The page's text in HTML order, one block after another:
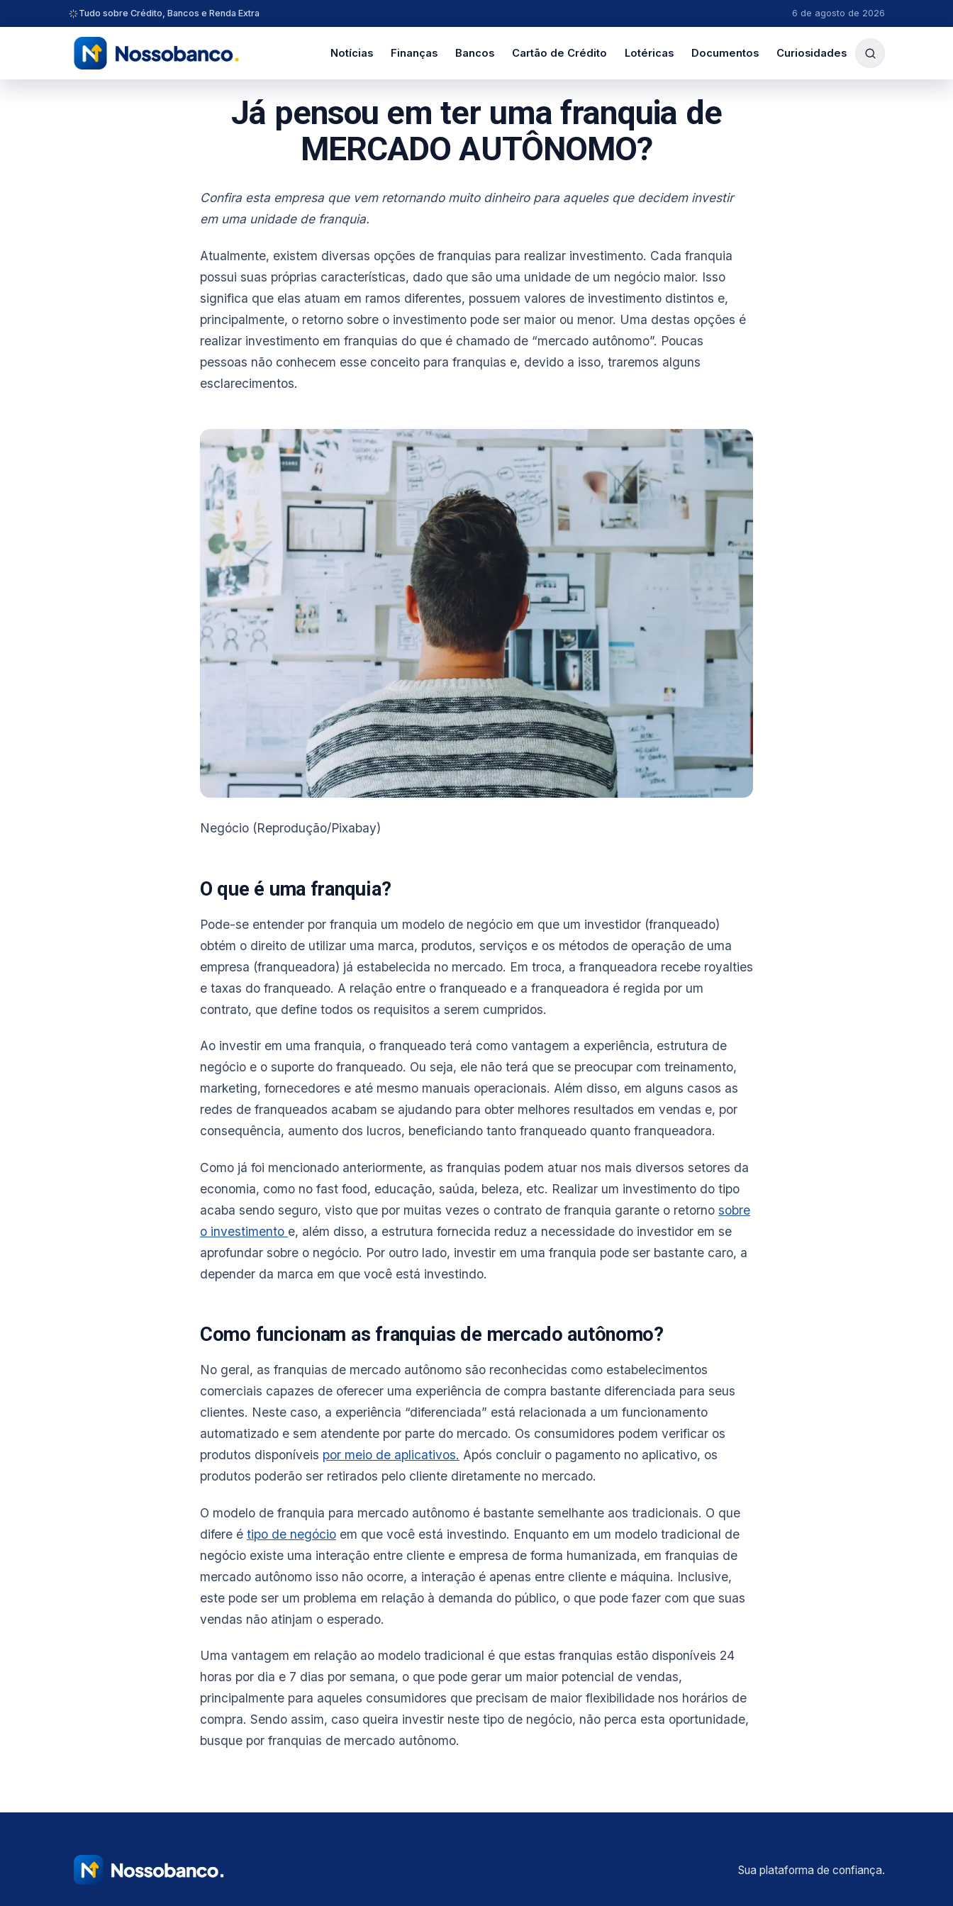
Tudo sobre Crédito, Bancos e Renda Extra 6 de agosto de 2026
Notícias Finanças Bancos Cartão de Crédito Lotéricas Documentos Curiosidades
Já pensou em ter uma franquia de
MERCADO AUTÔNOMO?
Confira esta empresa que vem retornando muito dinheiro para aqueles que decidem investir
em uma unidade de franquia.
Atualmente, existem diversas opções de franquias para realizar investimento. Cada franquia
possui suas próprias características, dado que são uma unidade de um negócio maior. Isso
significa que elas atuam em ramos diferentes, possuem valores de investimento distintos e,
principalmente, o retorno sobre o investimento pode ser maior ou menor. Uma destas opções é
realizar investimento em franquias do que é chamado de “mercado autônomo”. Poucas
pessoas não conhecem esse conceito para franquias e, devido a isso, traremos alguns
esclarecimentos.
Negócio (Reprodução/Pixabay)
O que é uma franquia?
Pode-se entender por franquia um modelo de negócio em que um investidor (franqueado)
obtém o direito de utilizar uma marca, produtos, serviços e os métodos de operação de uma
empresa (franqueadora) já estabelecida no mercado. Em troca, a franqueadora recebe royalties
e taxas do franqueado. A relação entre o franqueado e a franqueadora é regida por um
contrato, que define todos os requisitos a serem cumpridos.
Ao investir em uma franquia, o franqueado terá como vantagem a experiência, estrutura de
negócio e o suporte do franqueado. Ou seja, ele não terá que se preocupar com treinamento,
marketing, fornecedores e até mesmo manuais operacionais. Além disso, em alguns casos as
redes de franqueados acabam se ajudando para obter melhores resultados em vendas e, por
consequência, aumento dos lucros, beneficiando tanto franqueado quanto franqueadora.
Como já foi mencionado anteriormente, as franquias podem atuar nos mais diversos setores da
economia, como no fast food, educação, saúda, beleza, etc. Realizar um investimento do tipo
acaba sendo seguro, visto que por muitas vezes o contrato de franquia garante o retorno sobre
o investimento e, além disso, a estrutura fornecida reduz a necessidade do investidor em se
aprofundar sobre o negócio. Por outro lado, investir em uma franquia pode ser bastante caro, a
depender da marca em que você está investindo.
Como funcionam as franquias de mercado autônomo?
No geral, as franquias de mercado autônomo são reconhecidas como estabelecimentos
comerciais capazes de oferecer uma experiência de compra bastante diferenciada para seus
clientes. Neste caso, a experiência “diferenciada” está relacionada a um funcionamento
automatizado e sem atendente por parte do mercado. Os consumidores podem verificar os
produtos disponíveis por meio de aplicativos. Após concluir o pagamento no aplicativo, os
produtos poderão ser retirados pelo cliente diretamente no mercado.
O modelo de franquia para mercado autônomo é bastante semelhante aos tradicionais. O que
difere é tipo de negócio em que você está investindo. Enquanto em um modelo tradicional de
negócio existe uma interação entre cliente e empresa de forma humanizada, em franquias de
mercado autônomo isso não ocorre, a interação é apenas entre cliente e máquina. Inclusive,
este pode ser um problema em relação à demanda do público, o que pode fazer com que suas
vendas não atinjam o esperado.
Uma vantagem em relação ao modelo tradicional é que estas franquias estão disponíveis 24
horas por dia e 7 dias por semana, o que pode gerar um maior potencial de vendas,
principalmente para aqueles consumidores que precisam de maior flexibilidade nos horários de
compra. Sendo assim, caso queira investir neste tipo de negócio, não perca esta oportunidade,
busque por franquias de mercado autônomo.
Sua plataforma de confiança.